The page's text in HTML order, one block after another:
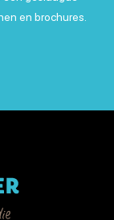
en brochures.